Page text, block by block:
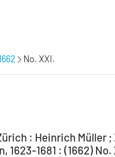
No. XXI.
: Heinrich Müller
1623-1681 : (1662) No.